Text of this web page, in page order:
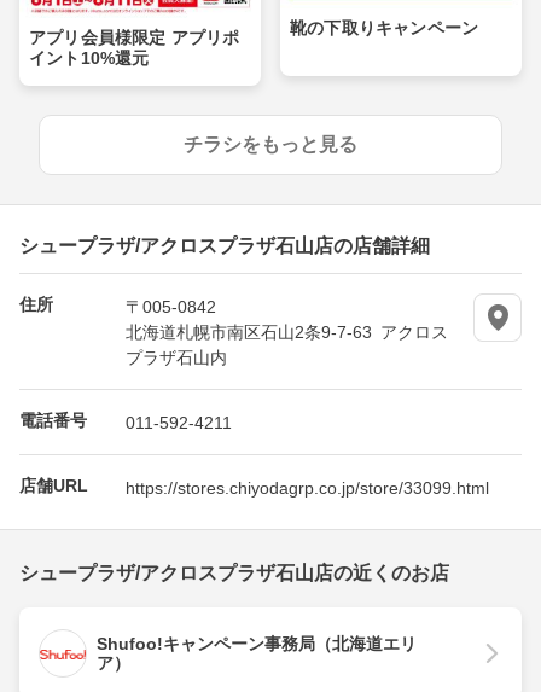
アプリ会員様限定 アプリポ
イント10%還元
靴の下取りキャンペーン
チラシをもっと見る
シュープラザ/アクロスプラザ石山店の店舗詳細
住所
〒005-0842
北海道札幌市南区石山2条9-7-63 アクロス
プラザ石山内
電話番号 011-592-4211
店舗URL https://stores.chiyodagrp.co.jp/store/33099.html
シュープラザ/アクロスプラザ石山店の近くのお店
Shufoo!キャンペーン事務局（北海道エリ
ア）